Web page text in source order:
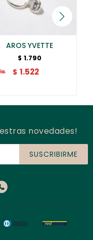
AROS YVETTE
$ 1.790
$ 1.522
novedades!
SUSCRIBIRME